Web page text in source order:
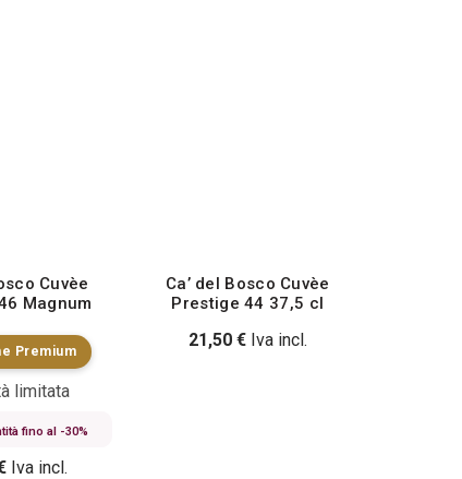
Cuvèe
Magnum
Premium
limitata
fino al -30%
Iva incl.
Ca’ del Bosco Cuvèe
Prestige 44 37,5 cl
21,50 € Iva incl.